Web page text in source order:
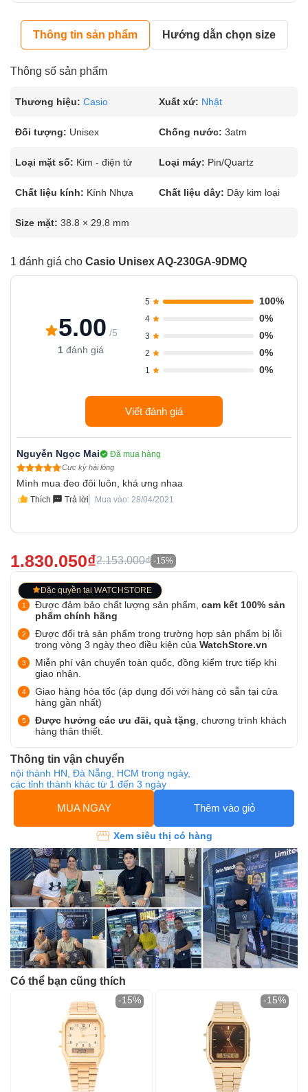
Thông tin sản phẩm Hướng dẫn chọn size
Thông số sản phẩm
Thương hiệu: Casio Xuất xứ: Nhật
Đối tượng: Unisex Chống nước: 3atm
Loại mặt số: Kim - điện tử Loại máy: Pin/Quartz
Chất liệu kính: Kính Nhựa Chất liệu dây: Dây kim loại
Size mặt: 38.8 × 29.8 mm
1 đánh giá cho Casio Unisex AQ-230GA-9DMQ
5.00 /5
1 đánh giá
5 100%
4 0%
3 0%
2 0%
1 0%
Viết đánh giá
Nguyễn Ngọc Mai Đã mua hàng
Cực kỳ hài lòng
Mình mua đeo đôi luôn, khá ưng nhaa
Thích Trả lời Mua vào: 28/04/2021
1.830.050₫2.153.000₫ -15%
Đặc quyền tại WATCHSTORE
Được đảm bảo chất lượng sản phẩm, cam kết 100% sản
phẩm chính hãng
Được đổi trả sản phẩm trong trường hợp sản phẩm bị lỗi
trong vòng 3 ngày theo điều kiện của WatchStore.vn
Miễn phí vận chuyển toàn quốc, đồng kiểm trực tiếp khi
giao nhận.
Giao hàng hỏa tốc (áp dụng đối với hàng có sẵn tại cửa
hàng gần nhất)
Được hưởng các ưu đãi, quà tặng , chương trình khách
hàng thân thiết.
Thông tin vận chuyển
nội thành HN, Đà Nẵng, HCM trong ngày,
các tỉnh thành khác từ 1 đến 3 ngày
MUA NGAY Thêm vào giỏ
Xem siêu thị có hàng
Có thể bạn cũng thích
-15% -15%